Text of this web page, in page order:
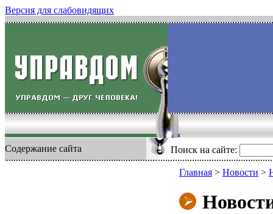
Версия для слабовидящих
Содержание сайта Поиск на сайте:
Главная > Новости >